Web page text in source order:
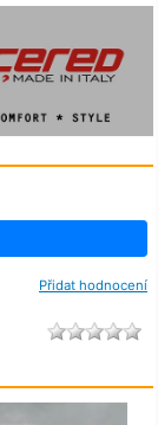
Přidat hodnocení